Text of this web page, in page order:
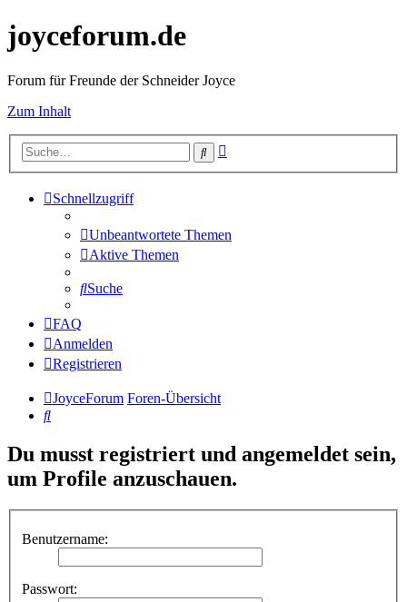
joyceforum.de
Forum für Freunde der Schneider Joyce
Zum Inhalt
Suche
Schnellzugriff
Unbeantwortete Themen
Aktive Themen
Suche
FAQ
Anmelden
Registrieren
JoyceForum Foren-Übersicht
Suche
Du musst registriert und angemeldet sein,
um Profile anzuschauen.
Benutzername:
Passwort: